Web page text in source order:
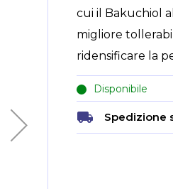
cui il Bakuchiol
migliore
ridensificare la
Disponibile
Spedizione
images
gallery